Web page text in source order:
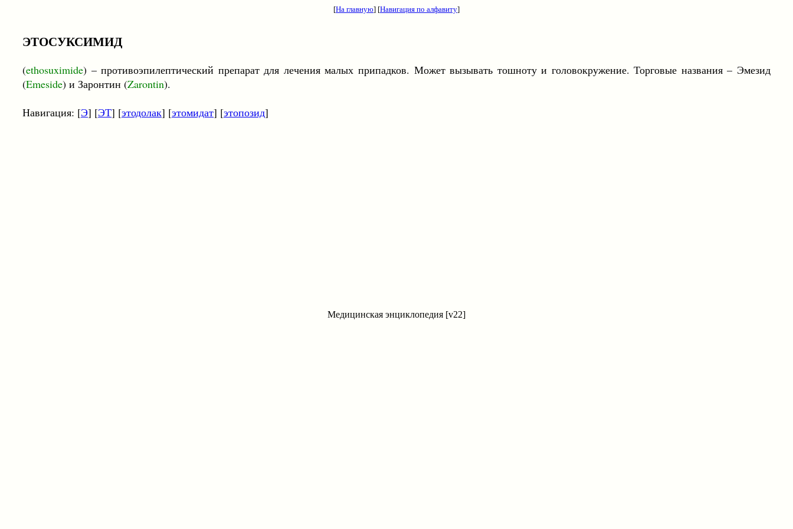
[На главную] [Навигация по алфавиту]
ЭТОСУКСИМИД
(ethosuximide) – противоэпилептический препарат для лечения малых припадков. Может вызывать тошноту и головокружение. Торговые названия – Эмезид
(Emeside) и Заронтин (Zarontin).
Навигация: [Э] [ЭТ] [этодолак] [этомидат] [этопозид]
Медицинская энциклопедия [v22]